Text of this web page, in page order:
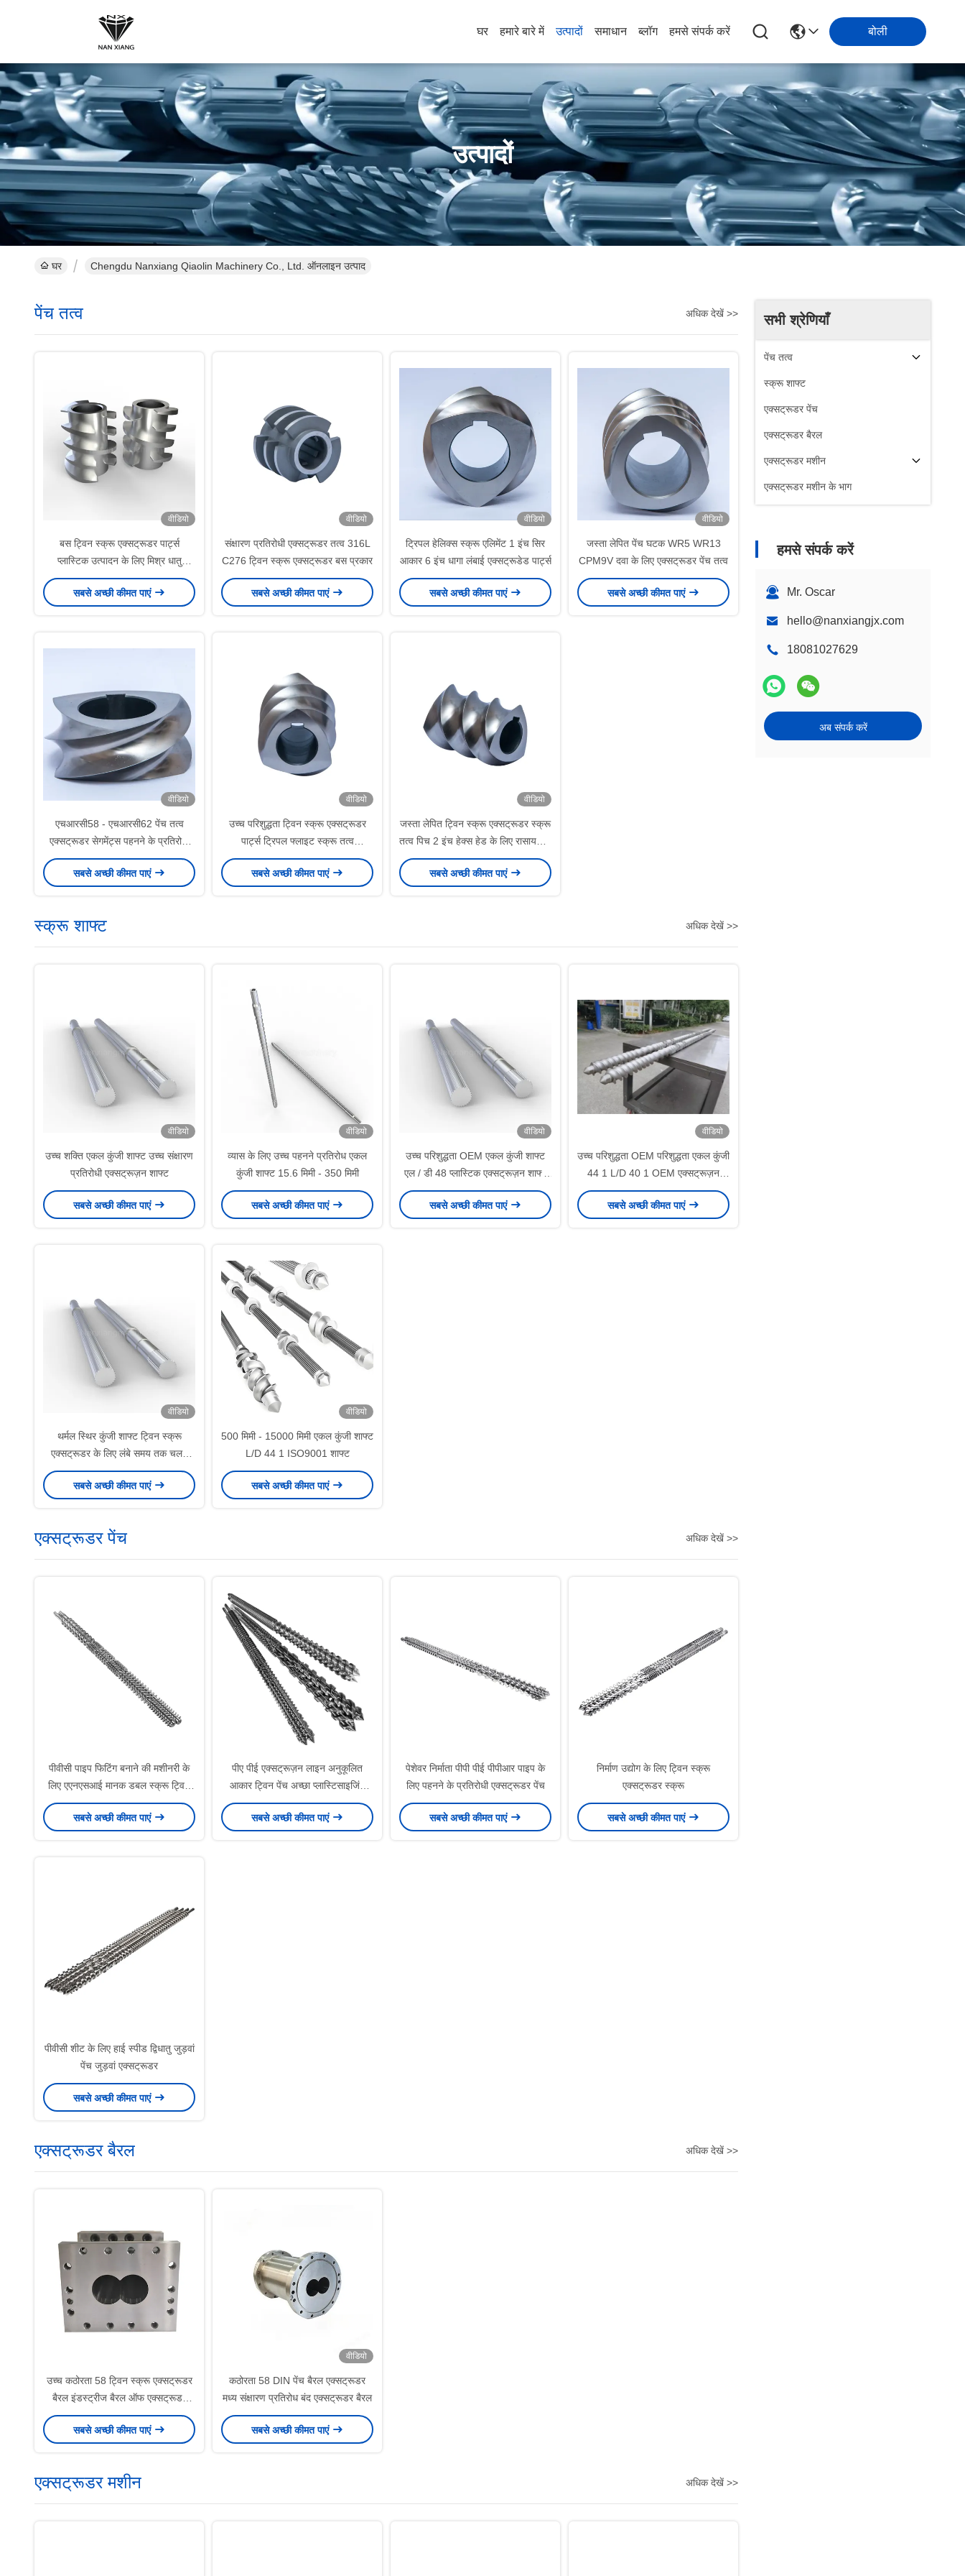
घर हमारे बारे में उत्पादों समाधान ब्लॉग हमसे संपर्क करें बोली
उत्पादों
घर Chengdu Nanxiang Qiaolin Machinery Co., Ltd. ऑनलाइन उत्पाद
सभी श्रेणियाँ
पेंच तत्व
स्क्रू शाफ्ट
एक्सट्रूडर पेंच
एक्सट्रूडर बैरल
एक्सट्रूडर मशीन
एक्सट्रूडर मशीन के भाग
हमसे संपर्क करें
Mr. Oscar
hello@nanxiangjx.com
18081027629
अब संपर्क करें
पेंच तत्व अधिक देखें >>
वीडियो
बस ट्विन स्क्रू एक्सट्रूडर पार्ट्स
प्लास्टिक उत्पादन के लिए मिश्र धातु
एक्सट्रूडर घटक
सबसे अच्छी कीमत पाएं
वीडियो
संक्षारण प्रतिरोधी एक्सट्रूडर तत्व 316L
C276 ट्विन स्क्रू एक्सट्रूडर बस प्रकार
सबसे अच्छी कीमत पाएं
वीडियो
ट्रिपल हेलिक्स स्क्रू एलिमेंट 1 इंच सिर
आकार 6 इंच धागा लंबाई एक्सट्रूडेड पार्ट्स
सबसे अच्छी कीमत पाएं
वीडियो
जस्ता लेपित पेंच घटक WR5 WR13
CPM9V दवा के लिए एक्सट्रूडर पेंच तत्व
सबसे अच्छी कीमत पाएं
वीडियो
एचआरसी58 - एचआरसी62 पेंच तत्व
एक्सट्रूडर सेगमेंट्स पहनने के प्रतिरोधी
कोवेई पेंच तत्व
सबसे अच्छी कीमत पाएं
वीडियो
उच्च परिशुद्धता ट्विन स्क्रू एक्सट्रूडर
पार्ट्स ट्रिपल फ्लाइट स्क्रू तत्व
एक्सट्रूज़न के लिए
सबसे अच्छी कीमत पाएं
वीडियो
जस्ता लेपित ट्विन स्क्रू एक्सट्रूडर स्क्रू
तत्व पिच 2 इंच हेक्स हेड के लिए रासायनिक
उत्पादन
सबसे अच्छी कीमत पाएं
स्क्रू शाफ्ट अधिक देखें >>
वीडियो
उच्च शक्ति एकल कुंजी शाफ्ट उच्च संक्षारण
प्रतिरोधी एक्सट्रूज़न शाफ्ट
सबसे अच्छी कीमत पाएं
वीडियो
व्यास के लिए उच्च पहनने प्रतिरोध एकल
कुंजी शाफ्ट 15.6 मिमी - 350 मिमी
सबसे अच्छी कीमत पाएं
वीडियो
उच्च परिशुद्धता OEM एकल कुंजी शाफ्ट
एल / डी 48 प्लास्टिक एक्सट्रूज़न शाफ्ट
के लिए 15000Mm
सबसे अच्छी कीमत पाएं
वीडियो
उच्च परिशुद्धता OEM परिशुद्धता एकल कुंजी
44 1 L/D 40 1 OEM एक्सट्रूज़न
शाफ्ट
सबसे अच्छी कीमत पाएं
वीडियो
थर्मल स्थिर कुंजी शाफ्ट ट्विन स्क्रू
एक्सट्रूडर के लिए लंबे समय तक चलने
वाली एकल कुंजी शाफ्ट
सबसे अच्छी कीमत पाएं
वीडियो
500 मिमी - 15000 मिमी एकल कुंजी शाफ्ट
L/D 44 1 ISO9001 शाफ्ट
सबसे अच्छी कीमत पाएं
एक्सट्रूडर पेंच अधिक देखें >>
पीवीसी पाइप फिटिंग बनाने की मशीनरी के
लिए एएनएसआई मानक डबल स्क्रू ट्विन
स्क्रू
सबसे अच्छी कीमत पाएं
पीए पीई एक्सट्रूज़न लाइन अनुकूलित
आकार ट्विन पेंच अच्छा प्लास्टिसाइजिंग
प्रभाव के लिए समानांतर
सबसे अच्छी कीमत पाएं
पेशेवर निर्माता पीपी पीई पीपीआर पाइप के
लिए पहनने के प्रतिरोधी एक्सट्रूडर पेंच
सबसे अच्छी कीमत पाएं
निर्माण उद्योग के लिए ट्विन स्क्रू
एक्सट्रूडर स्क्रू
सबसे अच्छी कीमत पाएं
पीवीसी शीट के लिए हाई स्पीड द्विधातु जुड़वां
पेंच जुड़वां एक्सट्रूडर
सबसे अच्छी कीमत पाएं
एक्सट्रूडर बैरल अधिक देखें >>
उच्च कठोरता 58 ट्विन स्क्रू एक्सट्रूडर
बैरल इंडस्ट्रीज बैरल ऑफ एक्सट्रूडर
स्क्रू बैरल
सबसे अच्छी कीमत पाएं
वीडियो
कठोरता 58 DIN पेंच बैरल एक्सट्रूडर
मध्य संक्षारण प्रतिरोध बंद एक्सट्रूडर बैरल
सबसे अच्छी कीमत पाएं
एक्सट्रूडर मशीन अधिक देखें >>